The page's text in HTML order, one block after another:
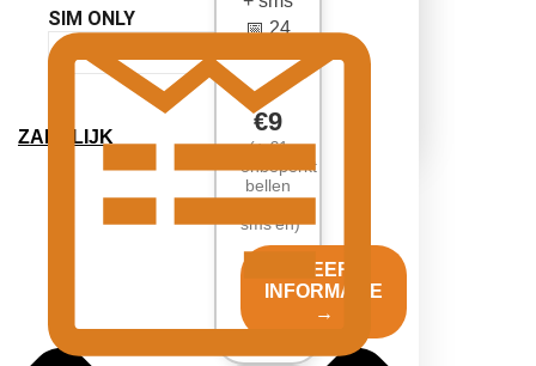
SIM ONLY
ZAKELIJK
📅 24
€9
(+ €1
onbeperkt
bellen
en
sms'en)
MEER
INFORMATIE
→